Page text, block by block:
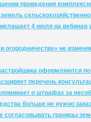
проведения
4 июля на
огородничестве» не
оформляются
перечень
о штрафах за
больше не нужно
согласовывать границы